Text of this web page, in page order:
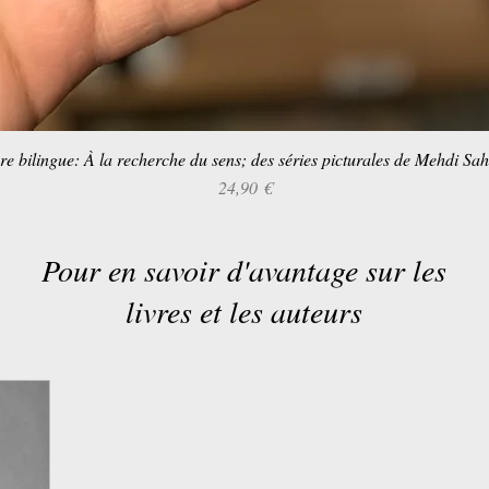
Aperçu rapide
bilingue: À la recherche du sens; des séries picturales de Mehdi
Prix
24,90 €
Pour en savoir d'avantage sur les
livres et les auteurs